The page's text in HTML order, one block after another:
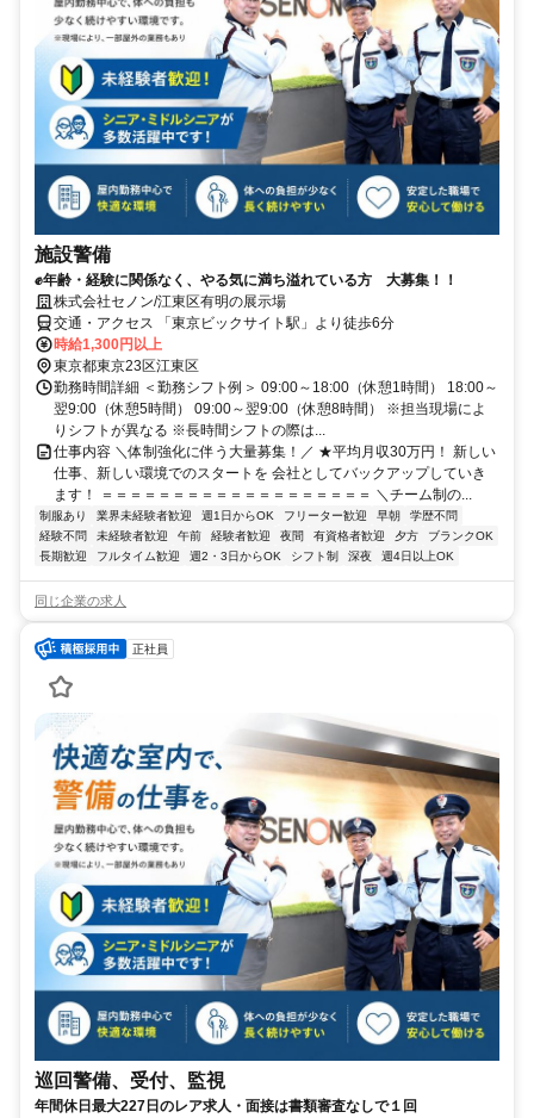
施設警備
✊年齢・経験に関係なく、やる気に満ち溢れている方 大募集！！
株式会社セノン/江東区有明の展示場
交通・アクセス 「東京ビックサイト駅」より徒歩6分
時給1,300円以上
東京都東京23区江東区
勤務時間詳細 ＜勤務シフト例＞ 09:00～18:00（休憩1時間） 18:00～
翌9:00（休憩5時間） 09:00～翌9:00（休憩8時間） ※担当現場によ
りシフトが異なる ※長時間シフトの際は...
仕事内容 ＼体制強化に伴う大量募集！／ ★平均月収30万円！ 新しい
仕事、新しい環境でのスタートを 会社としてバックアップしていき
ます！ ＝＝＝＝＝＝＝＝＝＝＝＝＝＝＝＝＝＝＝ ＼チーム制の...
制服あり 業界未経験者歓迎 週1日からOK フリーター歓迎 早朝
学歴不問
経験不問
未経験者歓迎 午前 経験者歓迎 夜間 有資格者歓迎 夕方
ブランクOK
長期歓迎
フルタイム歓迎 週2・3日からOK シフト制 深夜 週4日以上OK
同じ企業の求人
正社員
巡回警備、受付、監視
年間休日最大227日のレア求人・面接は書類審査なしで１回